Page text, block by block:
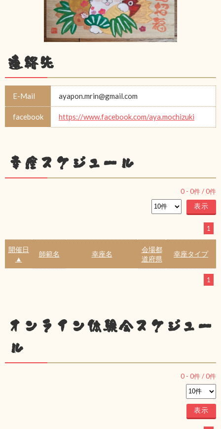
連絡先
E-Mail ayapon.mrin@gmail.com
facebook https://www.facebook.com/aya.mochizuki
幸座スケジュール
0 - 0件 /0件
1
開催日
▲
師範名 幸座名
会場都
道府県
幸座タイプ
1
オンライン体験会スケジュー
ル
0 - 0件 /0件